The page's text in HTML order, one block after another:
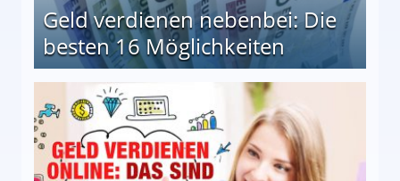
Geld verdienen nebenbei: Die
besten 16 Möglichkeiten